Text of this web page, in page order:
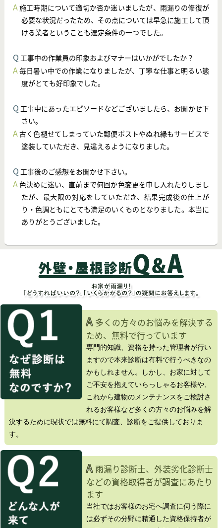
A施工時期について適切か否か迷いましたが、雨漏りの修復が
必要な状況だったため、その点については早急に施工して頂
ける業者ということも選定条件の一つでした。
Q 工事中の作業員の印象およびマナーはいかがでしたか？
A毎日暑い中での作業になりましたが、丁寧な仕事と明るい態
度がとても好印象でした。
Q 工事中にあったエピソードなどございましたら、お聞かせ下
さい。
A古く色褪せてしまっていた郵便ポストやぬれ縁もサービスで
塗装していただき、見違えるようになりました。
Q 工事後のご感想をお聞かせ下さい。
A色決めに迷い、直前まで何回か色変更を申し入れたりしまし
たが、最大限の対応をしていただき、結果完成後の仕上が
り・色調ともにとても満足のいくものとなりました。本当に
ありがとうございました。
A 多くの方々のお悩みを解決する
ため、無料で行っています
専門的知識、資格を持った管理者が行い
ますので本来診断は有料で行うべきなの
かもしれません。しかし、お家に対して
ご不安を抱えていらっしゃるお客様や、
これから建物のメンテナンスをご検討さ
れるお客様など多くの方々のお悩みを解
決するために現状では無料にて調査、診断をご提供しておりま
す。
A 雨漏り診断士、外装劣化診断士
などの資格取得者が調査にあたり
ます
当社ではお客様のお宅へ調査に伺う際に
は必ずその分野に精通した資格保持者が